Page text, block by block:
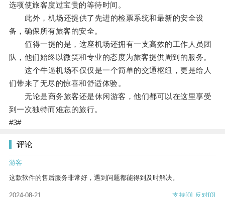
选项使旅客度过宝贵的等待时间。
此外，机场还提供了先进的检票系统和最新的安全设
备，确保所有旅客的安全。
值得一提的是，这座机场还拥有一支高效的工作人员团
队，他们始终以微笑和专业的态度为旅客提供周到的服务。
这个牛逼机场不仅仅是一个简单的交通枢纽，更是给人
们带来了无尽的惊喜和舒适体验。
无论是商务旅客还是休闲游客，他们都可以在这里享受
到一次独特而难忘的旅行。
#3#
评论
游客
这款软件的售后服务非常好，遇到问题都能得到及时解决。
2024-08-21 支持[0] 反对[0]